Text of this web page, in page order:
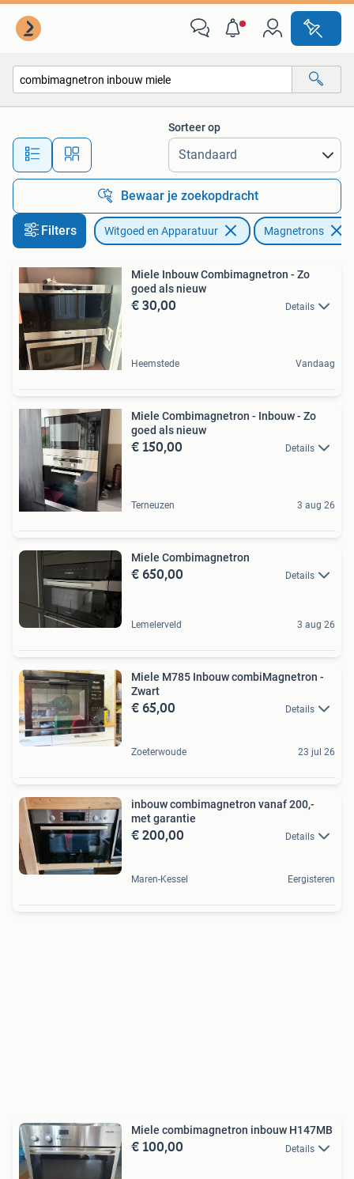
Alle afstanden…
Sorteer op
Bewaar je zoekopdracht
Filters Witgoed en Apparatuur Magnetrons
Miele Inbouw Combimagnetron - Zo
goed als nieuw
€ 30,00 Details
Heemstede Vandaag
Miele Combimagnetron - Inbouw - Zo
goed als nieuw
€ 150,00 Details
Terneuzen 3 aug 26
Miele Combimagnetron
€ 650,00 Details
Lemelerveld 3 aug 26
Miele M785 Inbouw combiMagnetron -
Zwart
€ 65,00 Details
Zoeterwoude 23 jul 26
inbouw combimagnetron vanaf 200,-
met garantie
€ 200,00 Details
Maren-Kessel Eergisteren
Miele combimagnetron inbouw H147MB
€ 100,00 Details